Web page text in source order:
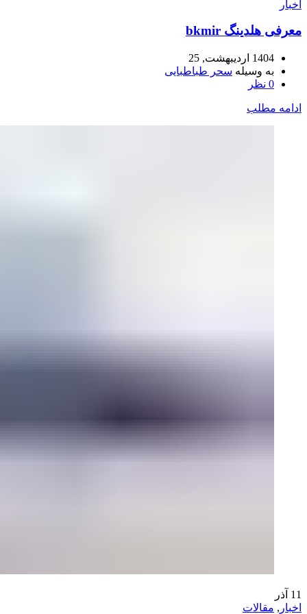
اخبار
معرفی هلدینگ bkmir
1404 اردیبهشت, 25
به وسیله سحر طباطبایی
0 نظر
ادامه مطلب
11 آذر
اخبار , مقالات